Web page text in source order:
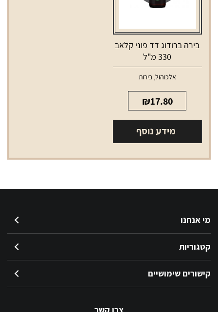
בירה ברודוג דד פוני קלאב
330 מ"ל
אלכוהול,בירות
₪17.80
מידע נוסף
מי אנחנו
קטגוריות
קישורים שימושיים
צרו קשר